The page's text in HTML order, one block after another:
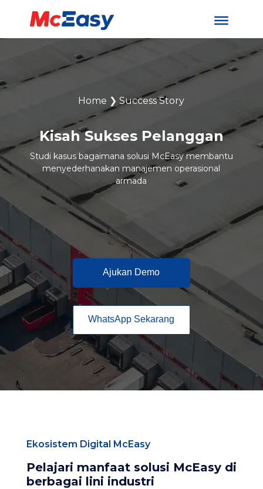
Home ❯Success Story
Kisah Sukses Pelanggan
Studi kasus bagaimana solusi McEasy membantu
menyederhanakan manajemen operasional
armada
Ajukan Demo
WhatsApp Sekarang
Ekosistem Digital McEasy
Pelajari manfaat solusi McEasy di
berbagai lini industri